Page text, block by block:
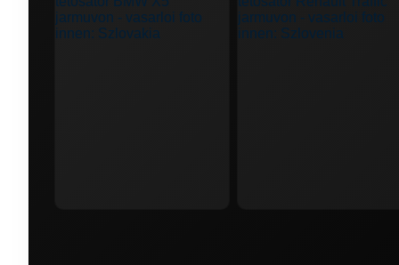
🚙 Suzuki Vitara 🚙 Toyota Auris 🚙 Toyota FJ
🚙 Toyota Tacoma 🚙 Volkswagen Amarok 🚙